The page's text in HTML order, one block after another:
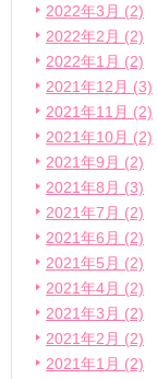
2022年3月 (2)
2022年2月 (2)
2022年1月 (2)
2021年12月 (3)
2021年11月 (2)
2021年10月 (2)
2021年9月 (2)
2021年8月 (3)
2021年7月 (2)
2021年6月 (2)
2021年5月 (2)
2021年4月 (2)
2021年3月 (2)
2021年2月 (2)
2021年1月 (2)